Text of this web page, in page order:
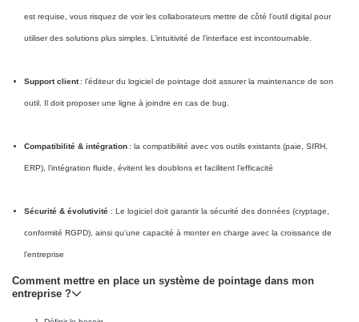
est requise, vous risquez de voir les collaborateurs mettre de côté l’outil digital pour
utiliser des solutions plus simples. L’intuitivité de l’interface est incontournable.
Support client: l’éditeur du logiciel de pointage doit assurer la maintenance de son
outil. Il doit proposer une ligne à joindre en cas de bug.
Compatibilité & intégration : la compatibilité avec vos outils existants (paie, SIRH,
ERP), l’intégration fluide, évitent les doublons et facilitent l’efficacité
Sécurité & évolutivité : Le logiciel doit garantir la sécurité des données (cryptage,
conformité RGPD), ainsi qu’une capacité à monter en charge avec la croissance de
l’entreprise
Comment mettre en place un système de pointage dans mon
entreprise ?